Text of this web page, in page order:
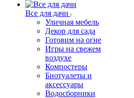
Все для дачи
Уличная мебель
Декор для сада
Готовим на огне
Игры на свежем
воздухе
Компостеры
Биотуалеты и
аксессуары
Водосборники